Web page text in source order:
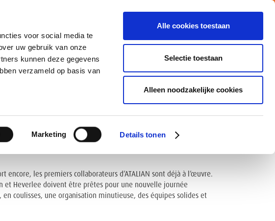
voor social media te
uw gebruik van onze
kunnen deze gegevens
verzameld op basis van
Marketing Details tonen
Alle cookies toestaan
Selectie toestaan
Alleen noodzakelijke cookies
Vacatures Nieuws MY ATALIAN
DE 80 BÂTIMENTS DE
les premiers collaborateurs d’ATALIAN sont déjà à l’œuvre.
et Heverlee doivent être prêtes pour une nouvelle journée
coulisses, une organisation minutieuse, des équipes solides et